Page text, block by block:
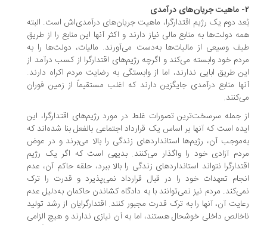
۲- ماهیت جریان‌های درآمدی
بُعد دوم یک رژیم اقتدارگرا، ماهیت جریان‌های درآمدی‌اش است. البته
همه دولت‌ها به منابع مالی نیاز دارند و اکثر آنها این منابع را از طریق
طیف وسیعی از مالیات‌ها به‌دست می‌آورند. مالیات، دولت‌ها را به
مردم خود وابسته می‌کند و اگرچه رژیم‌های اقتدارگرا از کسب درآمد از
این طریق ابایی ندارند، اما از وابستگی به رضایت مردم اکراه دارند.
آنها منابع درآمدی جایگزین دارند که اغلب مستقیماً از زمین فوران
می‌کنند.
از جمله سرسخت‌ترین تصورات غلط در مورد رژیم‌های اقتدارگرا، این
ایده است که آنها بر اساس یک قرارداد اجتماعی بالفعل بنا شده‌اند که
به‌موجب آن، رژیم‌ها استانداردهای زندگی را بالا می‌برند و در عوض
مردم آزادی خود را واگذار می‌کنند. بدیهی است که اگر یک رژیم
اقتدارگرا نتواند استانداردهای زندگی را بالا ببرد، حلقه حاکم آن، عدم
انجام تعهدات خود را در قبال قرارداد نمی‌پذیرد و قدرت را ترک
نمی‌کند. مردم نیز نمی‌توانند با به دادگاه کشاندن حاکمان به‌دلیل عدم
رعایت آن، آنها را به ترک قدرت مجبور کنند. اقتدارگرایان از رشد تولید
ناخالص داخلی خوشحال هستند، اما به آن نیازی ندارند و هیچ الزامی